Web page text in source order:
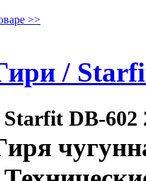
>>
/
Starfit DB-602